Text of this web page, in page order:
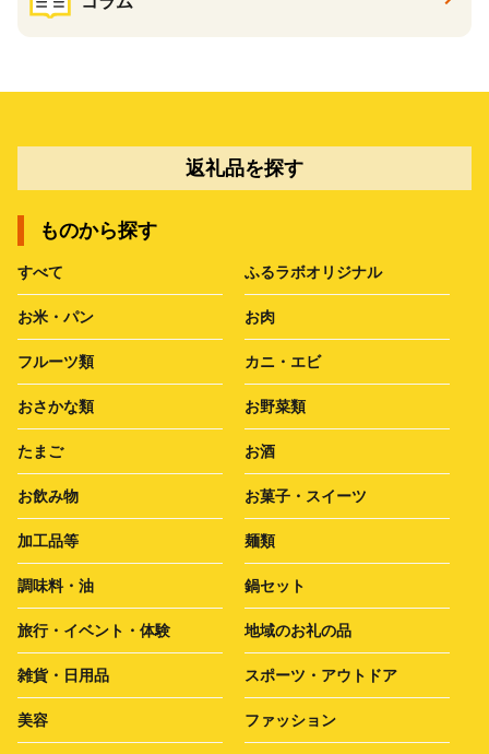
返礼品を探す
ものから探す
すべて ふるラボオリジナル
お米・パン お肉
フルーツ類 カニ・エビ
おさかな類 お野菜類
たまご お酒
お飲み物 お菓子・スイーツ
加工品等 麺類
調味料・油 鍋セット
旅行・イベント・体験 地域のお礼の品
雑貨・日用品 スポーツ・アウトドア
美容 ファッション